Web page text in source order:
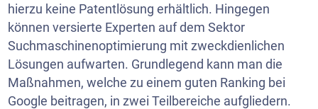
hierzu keine Patentlösung erhältlich. Hingegen
können versierte Experten auf dem Sektor
Suchmaschinenoptimierung mit zweckdienlichen
Lösungen aufwarten. Grundlegend kann man die
Maßnahmen, welche zu einem guten Ranking bei
Google beitragen, in zwei Teilbereiche aufgliedern.